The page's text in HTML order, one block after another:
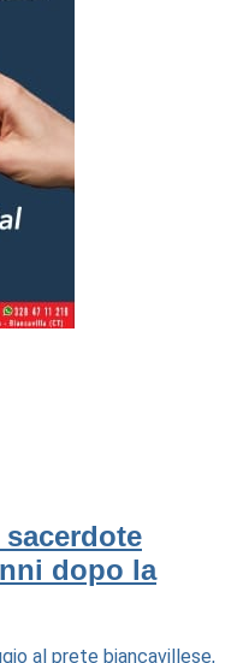
dopo la
al prete biancavillese,